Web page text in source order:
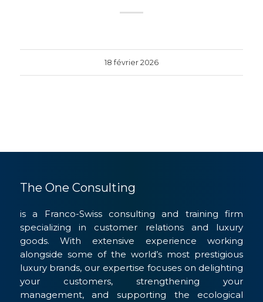
18 février 2026
The One Consulting
is a Franco-Swiss consulting and training firm
specializing in customer relations and luxury
goods. With extensive experience working
alongside some of the world’s most prestigious
luxury brands, our expertise focuses on delighting
your customers, strengthening your
management, and supporting the ecological